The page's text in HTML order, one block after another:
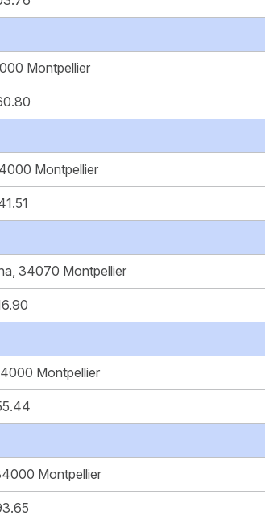
Montpellier
Montpellier
34070 Montpellier
Montpellier
Montpellier